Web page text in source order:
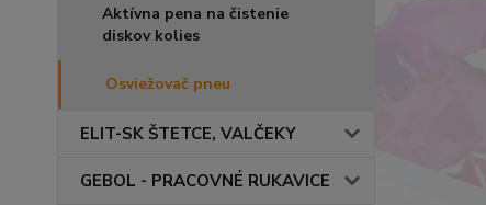
Aktívna pena na čistenie
diskov kolies
Osviežovač pneu
ELIT-SK ŠTETCE, VALČEKY
GEBOL - PRACOVNÉ RUKAVICE